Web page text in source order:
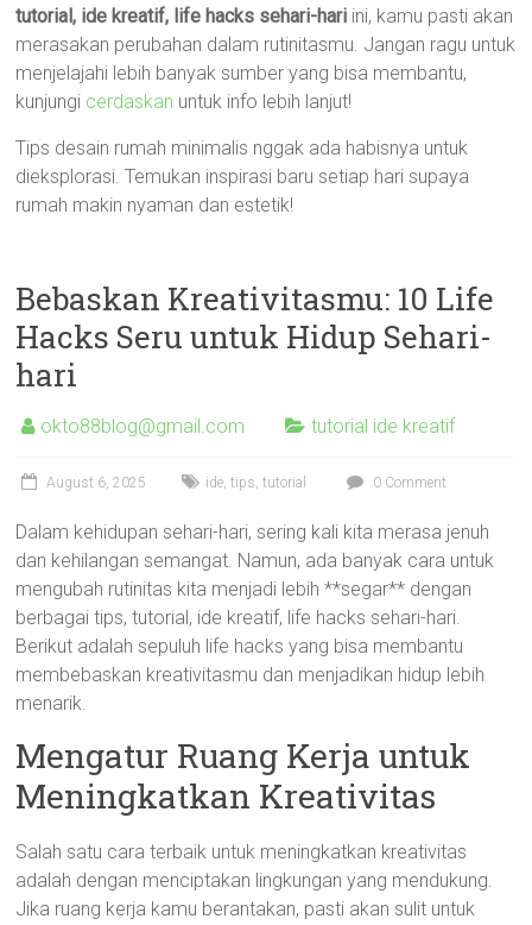
tutorial, ide kreatif, life hacks sehari-hari ini, kamu pasti akan
merasakan perubahan dalam rutinitasmu. Jangan ragu untuk
menjelajahi lebih banyak sumber yang bisa membantu,
kunjungi cerdaskan untuk info lebih lanjut!
Tips desain rumah minimalis nggak ada habisnya untuk
dieksplorasi. Temukan inspirasi baru setiap hari supaya
rumah makin nyaman dan estetik!
Bebaskan Kreativitasmu: 10 Life
Hacks Seru untuk Hidup Sehari-
hari
okto88blog@gmail.com tutorial ide kreatif
August 6, 2025 ide,tips,tutorial 0 Comment
Dalam kehidupan sehari-hari, sering kali kita merasa jenuh
dan kehilangan semangat. Namun, ada banyak cara untuk
mengubah rutinitas kita menjadi lebih **segar** dengan
berbagai tips, tutorial, ide kreatif, life hacks sehari-hari.
Berikut adalah sepuluh life hacks yang bisa membantu
membebaskan kreativitasmu dan menjadikan hidup lebih
menarik.
Mengatur Ruang Kerja untuk
Meningkatkan Kreativitas
Salah satu cara terbaik untuk meningkatkan kreativitas
adalah dengan menciptakan lingkungan yang mendukung.
Jika ruang kerja kamu berantakan, pasti akan sulit untuk